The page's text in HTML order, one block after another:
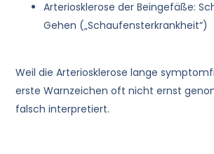
Arteriosklerose der Beingefäße:
Gehen („Schaufensterkrankheit“)
Weil die Arteriosklerose lange
erste Warnzeichen oft nicht ernst
falsch interpretiert.